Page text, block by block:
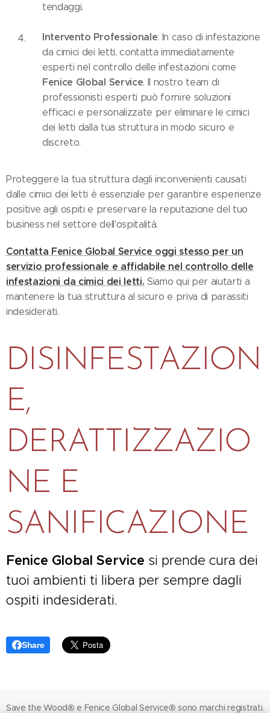
tendaggi.
Intervento Professionale: In caso di infestazione
da cimici dei letti, contatta immediatamente
esperti nel controllo delle infestazioni come
Fenice Global Service. Il nostro team di
professionisti esperti può fornire soluzioni
efficaci e personalizzate per eliminare le cimici
dei letti dalla tua struttura in modo sicuro e
discreto.
Proteggere la tua struttura dagli inconvenienti causati
dalle cimici dei letti è essenziale per garantire esperienze
positive agli ospiti e preservare la reputazione del tuo
business nel settore dell'ospitalità.
Contatta Fenice Global Service oggi stesso per un
servizio professionale e affidabile nel controllo delle
infestazioni da cimici dei letti. Siamo qui per aiutarti a
mantenere la tua struttura al sicuro e priva di parassiti
indesiderati.
DISINFESTAZION
E,
DERATTIZZAZIO
NE E
SANIFICAZIONE
Fenice Global Service si prende cura dei
tuoi ambienti ti libera per sempre dagli
ospiti indesiderati.
Share
Save the Wood® e Fenice Global Service® sono marchi registrati.